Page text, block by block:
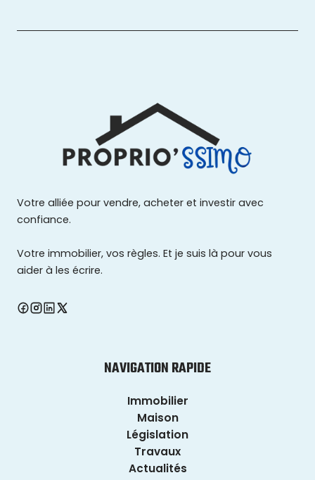
Votre alliée pour vendre, acheter et investir avec
confiance.
Votre immobilier, vos règles. Et je suis là pour vous
aider à les écrire.
NAVIGATION RAPIDE
Immobilier
Maison
Législation
Travaux
Actualités